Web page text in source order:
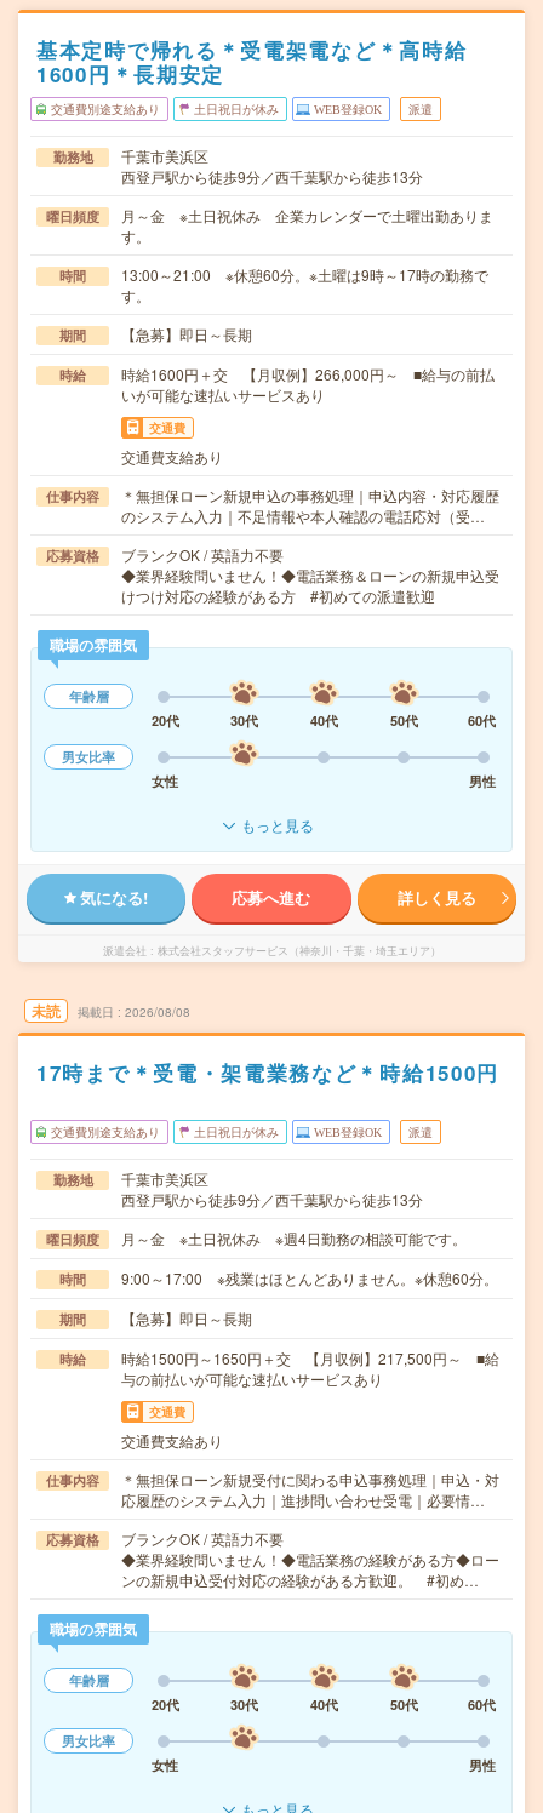
基本定時で帰れる＊受電架電など＊高時給
1600円＊長期安定
交通費別途支給あり 土日祝日が休み WEB登録OK 派遣
勤務地
千葉市美浜区
西登戸駅から徒歩9分／西千葉駅から徒歩13分
曜日頻度
月～金 ※土日祝休み 企業カレンダーで土曜出勤ありま
す。
時間
13:00～21:00 ※休憩60分。※土曜は9時～17時の勤務で
す。
期間 【急募】即日～長期
時給
時給1600円＋交 【月収例】266,000円～ ■給与の前払
いが可能な速払いサービスあり
交通費
交通費支給あり
仕事内容
＊無担保ローン新規申込の事務処理｜申込内容・対応履歴
のシステム入力｜不足情報や本人確認の電話応対（受…
応募資格
ブランクOK / 英語力不要
◆業界経験問いません！◆電話業務＆ローンの新規申込受
けつけ対応の経験がある方 #初めての派遣歓迎
職場の雰囲気
年齢層
20代
30代 40代 50代
60代
男女比率
女性
男性
もっと見る
気になる! 応募へ進む 詳しく見る
派遣会社 株式会社スタッフサービス（神奈川・千葉・埼玉エリア）
未読 掲載日 2026/08/08
17時まで＊受電・架電業務など＊時給1500円
交通費別途支給あり 土日祝日が休み WEB登録OK 派遣
勤務地
千葉市美浜区
西登戸駅から徒歩9分／西千葉駅から徒歩13分
曜日頻度 月～金 ※土日祝休み ※週4日勤務の相談可能です。
時間 9:00～17:00 ※残業はほとんどありません。※休憩60分。
期間 【急募】即日～長期
時給
時給1500円～1650円＋交 【月収例】217,500円～ ■給
与の前払いが可能な速払いサービスあり
交通費
交通費支給あり
仕事内容
＊無担保ローン新規受付に関わる申込事務処理｜申込・対
応履歴のシステム入力｜進捗問い合わせ受電｜必要情…
応募資格
ブランクOK / 英語力不要
◆業界経験問いません！◆電話業務の経験がある方◆ロー
ンの新規申込受付対応の経験がある方歓迎。 #初め…
職場の雰囲気
年齢層
20代
30代 40代 50代
60代
男女比率
女性
男性
もっと見る